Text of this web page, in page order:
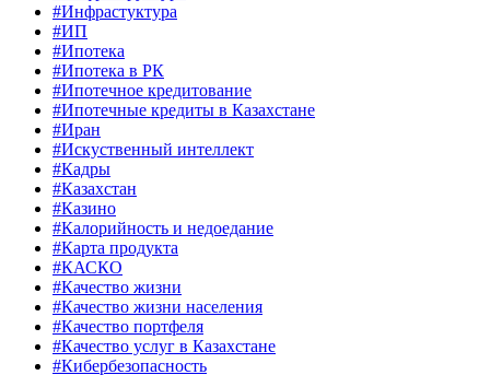
#Инфрастуктура
#ИП
#Ипотека
#Ипотека в РК
#Ипотечное кредитование
#Ипотечные кредиты в Казахстане
#Иран
#Искуственный интеллект
#Кадры
#Казахстан
#Казино
#Калорийность и недоедание
#Карта продукта
#КАСКО
#Качество жизни
#Качество жизни населения
#Качество портфеля
#Качество услуг в Казахстане
#Кибербезопасность